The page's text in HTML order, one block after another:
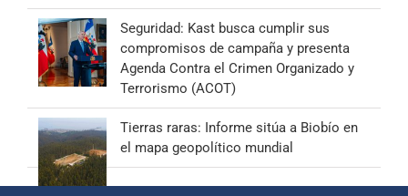
Seguridad: Kast busca cumplir sus
compromisos de campaña y presenta
Agenda Contra el Crimen Organizado y
Terrorismo (ACOT)
Tierras raras: Informe sitúa a Biobío en
el mapa geopolítico mundial